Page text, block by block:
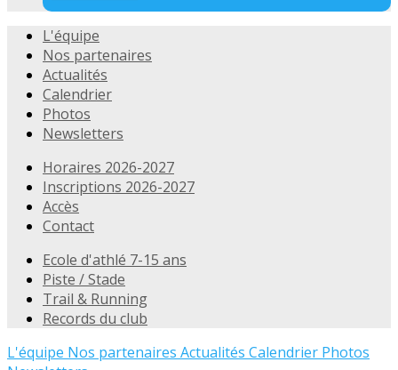
L'équipe
Nos partenaires
Actualités
Calendrier
Photos
Newsletters
Horaires 2026-2027
Inscriptions 2026-2027
Accès
Contact
Ecole d'athlé 7-15 ans
Piste / Stade
Trail & Running
Records du club
L'équipe Nos partenaires Actualités Calendrier Photos